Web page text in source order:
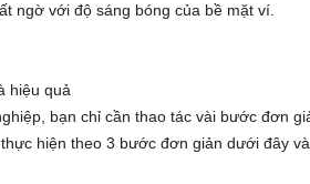
ngờ với độ sáng bóng của bề mặt ví.
hiệu quả
bạn chỉ cần thao tác vài bước đơn
hiện theo 3 bước đơn giản dưới đây